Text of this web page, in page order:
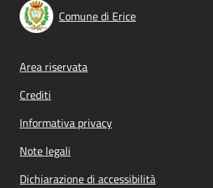
Comune di Erice
Footer menu
Area riservata
Crediti
Informativa privacy
Note legali
Dichiarazione di accessibilità